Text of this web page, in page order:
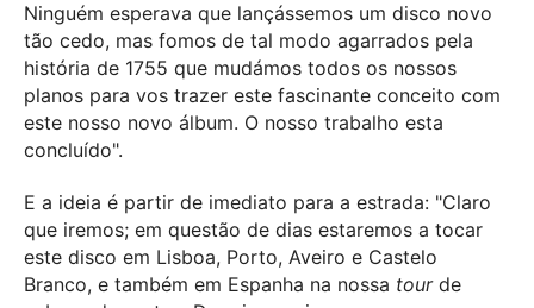
Ninguém esperava que lançássemos um disco novo
tão cedo, mas fomos de tal modo agarrados pela
história de 1755 que mudámos todos os nossos
planos para vos trazer este fascinante conceito com
este nosso novo álbum. O nosso trabalho esta
concluído".
E a ideia é partir de imediato para a estrada: "Claro
que iremos; em questão de dias estaremos a tocar
este disco em Lisboa, Porto, Aveiro e Castelo
Branco, e também em Espanha na nossa tourde